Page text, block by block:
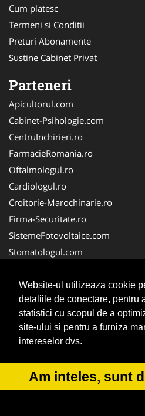
Website-ul utilizeaza cookie
detaliile de conectare, pentru
statistici cu scopul de a
site-ului si pentru a furniza
intereselor dvs.
Am inteles, sunt
Cum platesc
Termeni si Conditii
Preturi Abonamente
Sustine Cabinet Privat
Parteneri
Apicultorul.com
Cabinet-Psihologie.com
CentruInchirieri.ro
FarmacieRomania.ro
Oftalmologul.ro
Cardiologul.ro
Croitorie-Marochinarie.ro
Firma-Securitate.ro
SistemeFotovoltaice.com
Stomatologul.com
Birouri-Cadastru.ro
Cabinet-Individual.ro
CramaVinuri.ro
InstalatiiSolare.com
© 2014-2026 Powered by